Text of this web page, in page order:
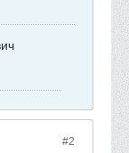
#2